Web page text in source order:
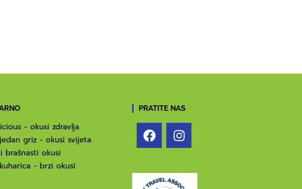
- okusi zdravlja
griz - okusi svijeta
brašnasti okusi
- brzi okusi
PRATITE NAS